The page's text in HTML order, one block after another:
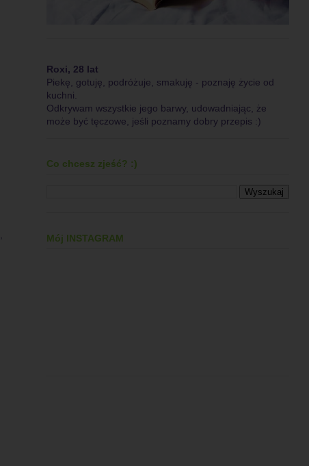
Roxi, 28 lat
Piekę, gotuję, podróżuje, smakuję - poznaję życie od
kuchni.
Odkrywam wszystkie jego barwy, udowadniając, że
może być tęczowe, jeśli poznamy dobry przepis :)
Co chcesz zjeść? :)
Mój INSTAGRAM